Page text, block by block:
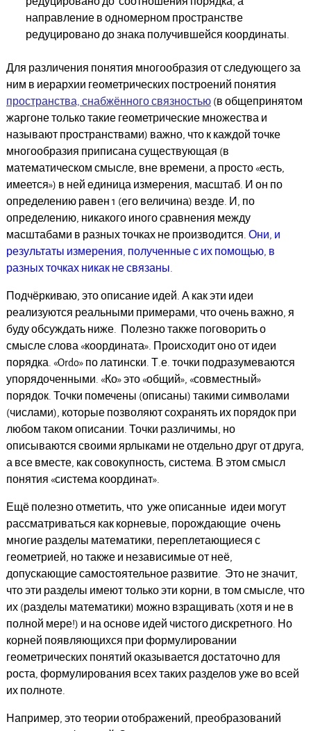
направление в одномерном пространстве
редуцировано до знака получившейся координаты.
Для различения понятия многообразия от следующего за
ним в иерархии геометрических построений понятия
пространства, снабжённого связностью(в общепринятом
жаргоне только такие геометрические множества и
называют пространствами) важно, что к каждой точке
многообразия приписана существующая (в
математическом смысле, вне времени, а просто «есть,
имеется») в ней единица измерения, масштаб. И он по
определению равен 1 (его величина) везде. И, по
определению, никакого иного сравнения между
масштабами в разных точках не производится. Они, и
результаты измерения, полученные с их помощью, в
разных точках никак не связаны.
Подчёркиваю, это описание идей. А как эти идеи
реализуются реальными примерами, что очень важно, я
буду обсуждать ниже. Полезно также поговорить о
смысле слова «координата». Происходит оно от идеи
порядка. «Ordo» по латински. Т.е. точки подразумеваются
упорядоченными. «Ко» это «общий», «совместный»
порядок. Точки помечены (описаны) такими символами
(числами), которые позволяют сохранять их порядок при
любом таком описании. Точки различимы, но
описываются своими ярлыками не отдельно друг от друга,
а все вместе, как совокупность, система. В этом смысл
понятия «система координат».
Ещё полезно отметить, что уже описанные идеи могут
рассматриваться как корневые, порождающие очень
многие разделы математики, переплетающиеся с
геометрией, но также и независимые от неё,
допускающие самостоятельное развитие. Это не значит,
что эти разделы имеют только эти корни, в том смысле, что
их (разделы математики) можно взращивать (хотя и не в
полной мере!) и на основе идей чистого дискретного. Но
корней появляющихся при формулировании
геометрических понятий оказывается достаточно для
роста, формулирования всех таких разделов уже во всей
их полноте.
Например, это теории отображений, преобразований